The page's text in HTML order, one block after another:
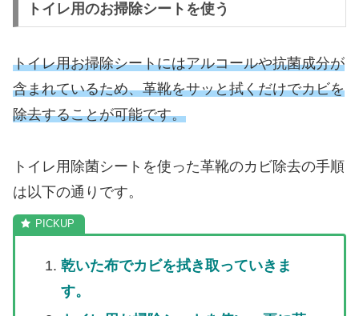
トイレ用のお掃除シートを使う
トイレ用お掃除シートにはアルコールや抗菌成分が
含まれているため、革靴をサッと拭くだけでカビを
除去することが可能です。
トイレ用除菌シートを使った革靴のカビ除去の手順
は以下の通りです。
乾いた布でカビを拭き取っていきま
す。